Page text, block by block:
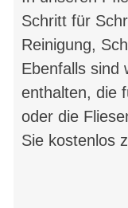
Schritt für
Reinigung,
Ebenfalls sind
enthalten, die
oder die
Sie kostenlos